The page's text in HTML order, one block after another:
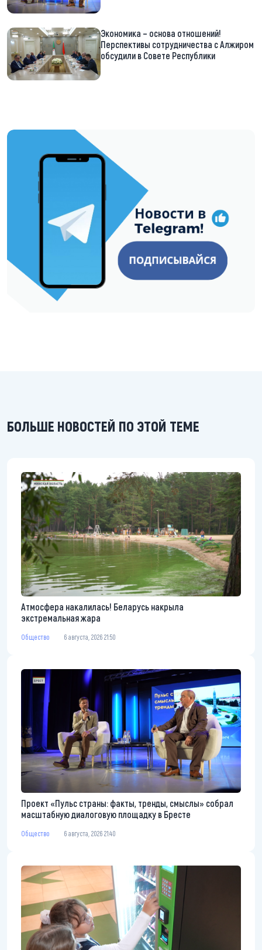
Экономика – основа отношений!
Перспективы сотрудничества с Алжиром
обсудили в Совете Республики
https://t.me/minskctvby
БОЛЬШЕ НОВОСТЕЙ ПО ЭТОЙ ТЕМЕ
Атмосфера накалилась! Беларусь накрыла
экстремальная жара
Общество 6 августа, 2026 21:50
Проект «Пульс страны: факты, тренды, смыслы» собрал
масштабную диалоговую площадку в Бресте
Общество 6 августа, 2026 21:40